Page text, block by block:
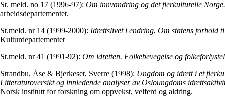
St. meld. no 17 (1996-97): Om innvandring og det flerkulturelle Norge.
arbeidsdepartementet.
St.meld. nr 14 (1999-2000): Idrettslivet i endring. Om statens forhold
Kulturdepartementet
St.meld. nr 41 (1991-92): Om idretten. Folkebevegelse og
Strandbu, Åse & Bjerkeset, Sverre (1998): Ungdom og idrett i et
Litteraturoversikt og innledende analyser av Osloungdoms
Norsk institutt for forskning om oppvekst, velferd og aldring.